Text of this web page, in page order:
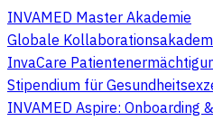
INVAMED Master Akademie
Globale
InvaCare
Stipendium für
INVAMED Aspire: Onboarding